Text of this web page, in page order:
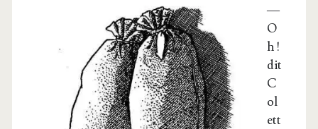
—
O
h !
dit
C
ol
ett